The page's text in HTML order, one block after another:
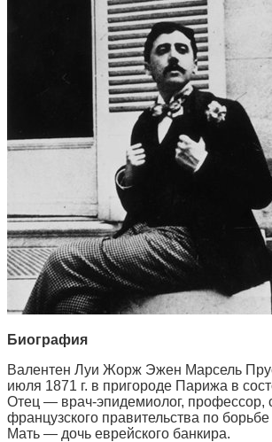
Биография
Валентен Луи Жорж Эжен Марсель
июля 1871 г. в пригороде Парижа в
Отец — врач-эпидемиолог, профессор,
французского правительства по
Мать — дочь еврейского банкира.